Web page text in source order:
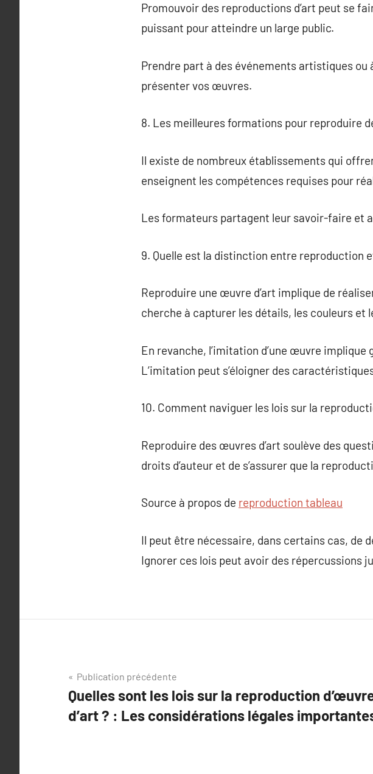
Promouvoir des reproductions d’art peut se
puissant pour atteindre un large public.
Prendre part à des événements artistiques
présenter vos œuvres.
8. Les meilleures formations pour reproduire
Il existe de nombreux établissements qui
enseignent les compétences requises pour
Les formateurs partagent leur savoir-faire et
9. Quelle est la distinction entre reproduction
Reproduire une œuvre d’art implique de
cherche à capturer les détails, les couleurs et
En revanche, l’imitation d’une œuvre
L’imitation peut s’éloigner des
10. Comment naviguer les lois sur la
Reproduire des œuvres d’art soulève des
droits d’auteur et de s’assurer que la
Source à propos de reproduction tableau
Il peut être nécessaire, dans certains cas, de
Ignorer ces lois peut avoir des répercussions
Navigation
de
l’article
Publication précédente
Quelles sont les lois sur la reproduction
d’art ? : Les considérations légales